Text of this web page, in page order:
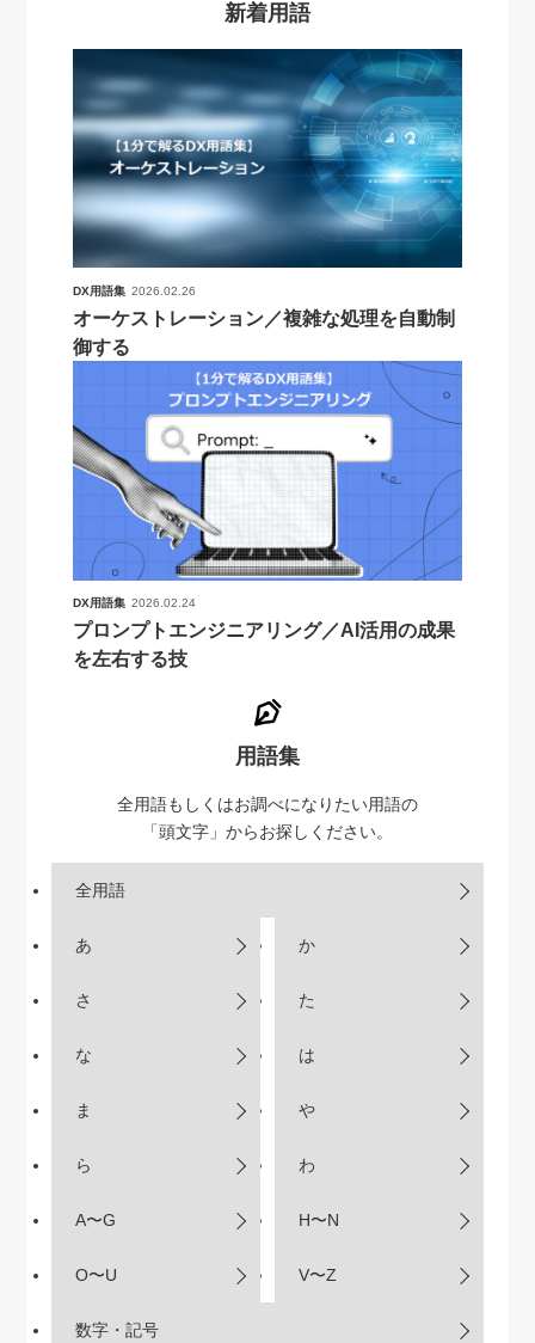
新着用語
DX用語集 2026.02.26
オーケストレーション／複雑な処理を自動制
御する
DX用語集 2026.02.24
プロンプトエンジニアリング／AI活用の成果
を左右する技
用語集
全用語もしくはお調べになりたい用語の
「頭文字」からお探しください。
全用語
あ か
さ た
な は
ま や
ら わ
A〜G H〜N
O〜U V〜Z
数字・記号